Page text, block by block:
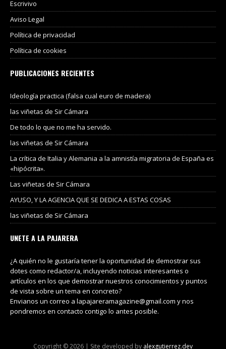
Escrivivo
Aviso Legal
Política de privacidad
Política de cookies
PUBLICACIONES RECIENTES
Ideología practica (falsa cual euro de madera)
las viñetas de Sir Cámara
De todo lo que no me ha servido.
las viñetas de Sir Cámara
La crítica de Italia y Alemania a la amnistía migratoria de España es
«hipócrita».
Las viñetas de Sir Cámara
AYUSO, Y LA AGENCIA QUE SE DEDICA A ESTAS COSAS
las viñetas de Sir Cámara
UNETE A LA PAJARERA
¿A quién no le gustaría tener la oportunidad de demostrar sus
dotes como redactor/a, incluyendo noticias interesantes o
artículos en los que demostrar nuestros conocimientos y puntos
de vista sobre un tema en concreto?
Envianos un correo a lapajareramagazine@gmail.com y nos
pondremos en contacto contigo lo antes posible.
Copyright © 2026 | Site developed by alexgutierrez.dev